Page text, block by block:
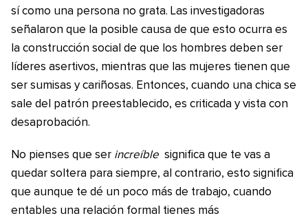
sí como una persona no grata. Las investigadoras
señalaron que la posible causa de que esto ocurra es
la construcción social de que los hombres deben ser
líderes asertivos, mientras que las mujeres tienen que
ser sumisas y cariñosas. Entonces, cuando una chica se
sale del patrón preestablecido, es criticada y vista con
desaprobación.
No pienses que ser increíble significa que te vas a
quedar soltera para siempre, al contrario, esto significa
que aunque te dé un poco más de trabajo, cuando
entables una relación formal tienes más